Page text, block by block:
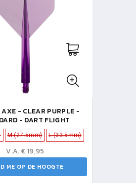
AXE - CLEAR PURPLE -
- DART FLIGHT
M (27.5mm) L (33.5mm)
V.A. € 19,95
ME OP DE HOOGTE